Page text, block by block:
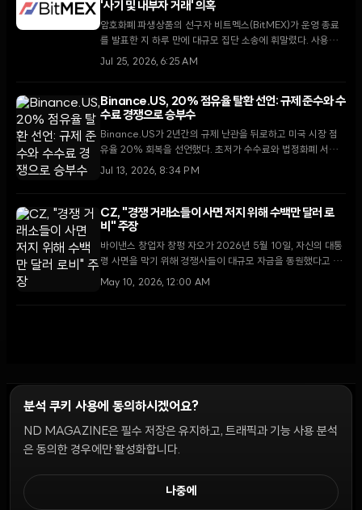
'사기 및 내부자 거래' 의혹
암호화폐 파생상품의 선구자 비트멕스(BitMEX)가 운영 종료
를 발표한 지 하루 만에 대규모 집단 소송에 휘말렸다. 사용자
들은 자산 회수를 서둘러야 하는 상황에서 플랫폼의 시스템적
Jul 25, 2026, 6:25 AM
Binance.US, 20% 점유율 탈환 선언: 규제 준수와 수
수료 경쟁으로 승부수
Binance.US가 2년간의 규제 난관을 뒤로하고 미국 시장 점
유율 20% 회복을 선언했다. 초저가 수수료와 법정화폐 서비
스 복구를 앞세워 코인베이스와 크라켄이 주도하는 시장 구도
Jul 13, 2026, 8:34 PM
CZ, "경쟁 거래소들이 사면 저지 위해 수백만 달러 로
비" 주장
바이낸스 창업자 창펑 자오가 2026년 5월 10일, 자신의 대통
령 사면을 막기 위해 경쟁사들이 대규모 자금을 동원했다고 주
장하며 업계 내 갈등이 심화되고 있다.
May 10, 2026, 12:00 AM
윤리 원칙 Discord 봇캠페인 가이드커뮤니티 랭킹
쿠키 설정
분석 쿠키 사용에 동의하시겠어요?
ND MAGAZINE은 필수 저장은 유지하고, 트래픽과 기능 사용 분석
은 동의한 경우에만 활성화합니다.
나중에